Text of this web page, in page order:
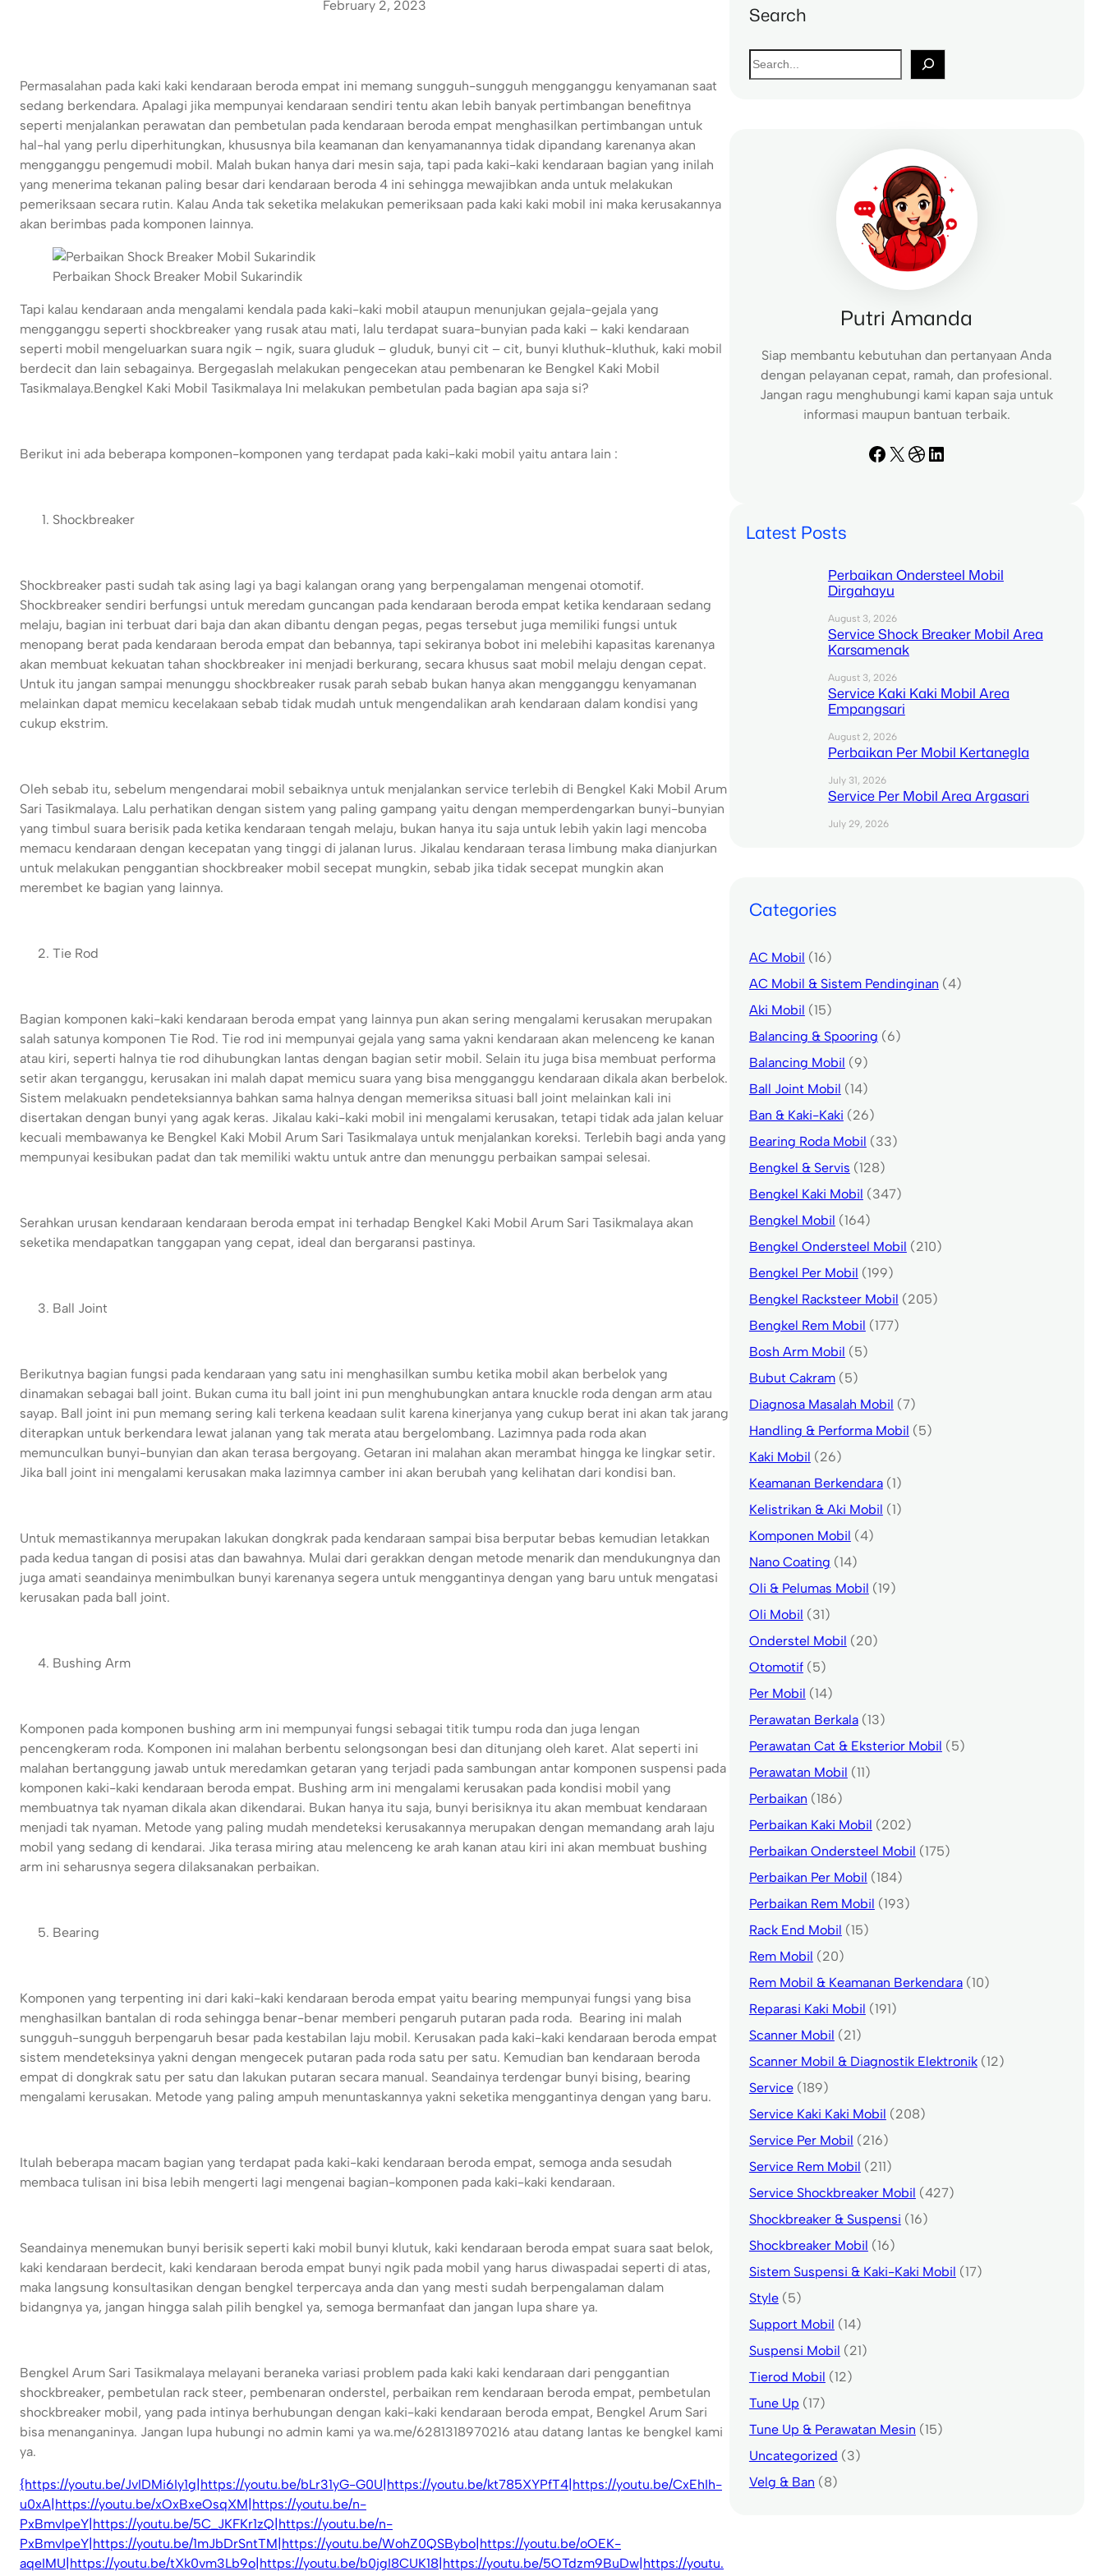
February 2, 2023
Permasalahan pada kaki kaki kendaraan beroda empat ini memang sungguh-sungguh mengganggu kenyamanan saat
sedang berkendara. Apalagi jika mempunyai kendaraan sendiri tentu akan lebih banyak pertimbangan benefitnya
seperti menjalankan perawatan dan pembetulan pada kendaraan beroda empat menghasilkan pertimbangan untuk
hal-hal yang perlu diperhitungkan, khususnya bila keamanan dan kenyamanannya tidak dipandang karenanya akan
mengganggu pengemudi mobil. Malah bukan hanya dari mesin saja, tapi pada kaki-kaki kendaraan bagian yang inilah
yang menerima tekanan paling besar dari kendaraan beroda 4 ini sehingga mewajibkan anda untuk melakukan
pemeriksaan secara rutin. Kalau Anda tak seketika melakukan pemeriksaan pada kaki kaki mobil ini maka kerusakannya
akan berimbas pada komponen lainnya.
Perbaikan Shock Breaker Mobil Sukarindik
Tapi kalau kendaraan anda mengalami kendala pada kaki-kaki mobil ataupun menunjukan gejala-gejala yang
mengganggu seperti shockbreaker yang rusak atau mati, lalu terdapat suara-bunyian pada kaki – kaki kendaraan
seperti mobil mengeluarkan suara ngik – ngik, suara gluduk – gluduk, bunyi cit – cit, bunyi kluthuk-kluthuk, kaki mobil
berdecit dan lain sebagainya. Bergegaslah melakukan pengecekan atau pembenaran ke Bengkel Kaki Mobil
Tasikmalaya.Bengkel Kaki Mobil Tasikmalaya Ini melakukan pembetulan pada bagian apa saja si?
Berikut ini ada beberapa komponen-komponen yang terdapat pada kaki-kaki mobil yaitu antara lain :
Shockbreaker
Shockbreaker pasti sudah tak asing lagi ya bagi kalangan orang yang berpengalaman mengenai otomotif.
Shockbreaker sendiri berfungsi untuk meredam guncangan pada kendaraan beroda empat ketika kendaraan sedang
melaju, bagian ini terbuat dari baja dan akan dibantu dengan pegas, pegas tersebut juga memiliki fungsi untuk
menopang berat pada kendaraan beroda empat dan bebannya, tapi sekiranya bobot ini melebihi kapasitas karenanya
akan membuat kekuatan tahan shockbreaker ini menjadi berkurang, secara khusus saat mobil melaju dengan cepat.
Untuk itu jangan sampai menunggu shockbreaker rusak parah sebab bukan hanya akan mengganggu kenyamanan
melainkan dapat memicu kecelakaan sebab tidak mudah untuk mengendalikan arah kendaraan dalam kondisi yang
cukup ekstrim.
Oleh sebab itu, sebelum mengendarai mobil sebaiknya untuk menjalankan service terlebih di Bengkel Kaki Mobil Arum
Sari Tasikmalaya. Lalu perhatikan dengan sistem yang paling gampang yaitu dengan memperdengarkan bunyi-bunyian
yang timbul suara berisik pada ketika kendaraan tengah melaju, bukan hanya itu saja untuk lebih yakin lagi mencoba
memacu kendaraan dengan kecepatan yang tinggi di jalanan lurus. Jikalau kendaraan terasa limbung maka dianjurkan
untuk melakukan penggantian shockbreaker mobil secepat mungkin, sebab jika tidak secepat mungkin akan
merembet ke bagian yang lainnya.
Tie Rod
Bagian komponen kaki-kaki kendaraan beroda empat yang lainnya pun akan sering mengalami kerusakan merupakan
salah satunya komponen Tie Rod. Tie rod ini mempunyai gejala yang sama yakni kendaraan akan melenceng ke kanan
atau kiri, seperti halnya tie rod dihubungkan lantas dengan bagian setir mobil. Selain itu juga bisa membuat performa
setir akan terganggu, kerusakan ini malah dapat memicu suara yang bisa mengganggu kendaraan dikala akan berbelok.
Sistem melakuakn pendeteksiannya bahkan sama halnya dengan memeriksa situasi ball joint melainkan kali ini
disertakan dengan bunyi yang agak keras. Jikalau kaki-kaki mobil ini mengalami kerusakan, tetapi tidak ada jalan keluar
kecuali membawanya ke Bengkel Kaki Mobil Arum Sari Tasikmalaya untuk menjalankan koreksi. Terlebih bagi anda yang
mempunyai kesibukan padat dan tak memiliki waktu untuk antre dan menunggu perbaikan sampai selesai.
Serahkan urusan kendaraan kendaraan beroda empat ini terhadap Bengkel Kaki Mobil Arum Sari Tasikmalaya akan
seketika mendapatkan tanggapan yang cepat, ideal dan bergaransi pastinya.
Ball Joint
Berikutnya bagian fungsi pada kendaraan yang satu ini menghasilkan sumbu ketika mobil akan berbelok yang
dinamakan sebagai ball joint. Bukan cuma itu ball joint ini pun menghubungkan antara knuckle roda dengan arm atau
sayap. Ball joint ini pun memang sering kali terkena keadaan sulit karena kinerjanya yang cukup berat ini akan tak jarang
diterapkan untuk berkendara lewat jalanan yang tak merata atau bergelombang. Lazimnya pada roda akan
memunculkan bunyi-bunyian dan akan terasa bergoyang. Getaran ini malahan akan merambat hingga ke lingkar setir.
Jika ball joint ini mengalami kerusakan maka lazimnya camber ini akan berubah yang kelihatan dari kondisi ban.
Untuk memastikannya merupakan lakukan dongkrak pada kendaraan sampai bisa berputar bebas kemudian letakkan
pada kedua tangan di posisi atas dan bawahnya. Mulai dari gerakkan dengan metode menarik dan mendukungnya dan
juga amati seandainya menimbulkan bunyi karenanya segera untuk menggantinya dengan yang baru untuk mengatasi
kerusakan pada ball joint.
Bushing Arm
Komponen pada komponen bushing arm ini mempunyai fungsi sebagai titik tumpu roda dan juga lengan
pencengkeram roda. Komponen ini malahan berbentu selongsongan besi dan ditunjang oleh karet. Alat seperti ini
malahan bertanggung jawab untuk meredamkan getaran yang terjadi pada sambungan antar komponen suspensi pada
komponen kaki-kaki kendaraan beroda empat. Bushing arm ini mengalami kerusakan pada kondisi mobil yang
membuatnya tak nyaman dikala akan dikendarai. Bukan hanya itu saja, bunyi berisiknya itu akan membuat kendaraan
menjadi tak nyaman. Metode yang paling mudah mendeteksi kerusakannya merupakan dengan memandang arah laju
mobil yang sedang di kendarai. Jika terasa miring atau melenceng ke arah kanan atau kiri ini akan membuat bushing
arm ini seharusnya segera dilaksanakan perbaikan.
Bearing
Komponen yang terpenting ini dari kaki-kaki kendaraan beroda empat yaitu bearing mempunyai fungsi yang bisa
menghasilkan bantalan di roda sehingga benar-benar memberi pengaruh putaran pada roda. Bearing ini malah
sungguh-sungguh berpengaruh besar pada kestabilan laju mobil. Kerusakan pada kaki-kaki kendaraan beroda empat
sistem mendeteksinya yakni dengan mengecek putaran pada roda satu per satu. Kemudian ban kendaraan beroda
empat di dongkrak satu per satu dan lakukan putaran secara manual. Seandainya terdengar bunyi bising, bearing
mengalami kerusakan. Metode yang paling ampuh menuntaskannya yakni seketika menggantinya dengan yang baru.
Itulah beberapa macam bagian yang terdapat pada kaki-kaki kendaraan beroda empat, semoga anda sesudah
membaca tulisan ini bisa lebih mengerti lagi mengenai bagian-komponen pada kaki-kaki kendaraan.
Seandainya menemukan bunyi berisik seperti kaki mobil bunyi klutuk, kaki kendaraan beroda empat suara saat belok,
kaki kendaraan berdecit, kaki kendaraan beroda empat bunyi ngik pada mobil yang harus diwaspadai seperti di atas,
maka langsung konsultasikan dengan bengkel terpercaya anda dan yang mesti sudah berpengalaman dalam
bidangnya ya, jangan hingga salah pilih bengkel ya, semoga bermanfaat dan jangan lupa share ya.
Bengkel Arum Sari Tasikmalaya melayani beraneka variasi problem pada kaki kaki kendaraan dari penggantian
shockbreaker, pembetulan rack steer, pembenaran onderstel, perbaikan rem kendaraan beroda empat, pembetulan
shockbreaker mobil, yang pada intinya berhubungan dengan kaki-kaki kendaraan beroda empat, Bengkel Arum Sari
bisa menanganinya. Jangan lupa hubungi no admin kami ya wa.me/6281318970216 atau datang lantas ke bengkel kami
ya.
{https://youtu.be/JvIDMi6Iy1g|https://youtu.be/bLr31yG-G0U|https://youtu.be/kt785XYPfT4|https://youtu.be/CxEhIh-
u0xA|https://youtu.be/xOxBxeOsqXM|https://youtu.be/n-
PxBmvIpeY|https://youtu.be/5C_JKFKr1zQ|https://youtu.be/n-
PxBmvIpeY|https://youtu.be/1mJbDrSntTM|https://youtu.be/WohZ0QSBybo|https://youtu.be/oOEK-
aqeIMU|https://youtu.be/tXk0vm3Lb9o|https://youtu.be/b0jgI8CUK18|https://youtu.be/5OTdzm9BuDw|https://youtu.
Search
S
e
Putri Amanda
Siap membantu kebutuhan dan pertanyaan Anda
dengan pelayanan cepat, ramah, dan profesional.
Jangan ragu menghubungi kami kapan saja untuk
informasi maupun bantuan terbaik.
Facebook X Dribbble LinkedIn
Latest Posts
Perbaikan Ondersteel Mobil
Dirgahayu
August 3, 2026
Service Shock Breaker Mobil Area
Karsamenak
August 3, 2026
Service Kaki Kaki Mobil Area
Empangsari
August 2, 2026
Perbaikan Per Mobil Kertanegla
July 31, 2026
Service Per Mobil Area Argasari
July 29, 2026
Categories
AC Mobil (16)
AC Mobil & Sistem Pendinginan (4)
Aki Mobil (15)
Balancing & Spooring (6)
Balancing Mobil (9)
Ball Joint Mobil (14)
Ban & Kaki-Kaki (26)
Bearing Roda Mobil (33)
Bengkel & Servis (128)
Bengkel Kaki Mobil (347)
Bengkel Mobil (164)
Bengkel Ondersteel Mobil (210)
Bengkel Per Mobil (199)
Bengkel Racksteer Mobil (205)
Bengkel Rem Mobil (177)
Bosh Arm Mobil (5)
Bubut Cakram(5)
Diagnosa Masalah Mobil (7)
Handling & Performa Mobil (5)
Kaki Mobil (26)
Keamanan Berkendara(1)
Kelistrikan & Aki Mobil (1)
Komponen Mobil (4)
Nano Coating (14)
Oli & Pelumas Mobil (19)
Oli Mobil (31)
Onderstel Mobil (20)
Otomotif(5)
Per Mobil (14)
Perawatan Berkala(13)
Perawatan Cat & Eksterior Mobil (5)
Perawatan Mobil (11)
Perbaikan (186)
Perbaikan Kaki Mobil (202)
Perbaikan Ondersteel Mobil (175)
Perbaikan Per Mobil (184)
Perbaikan Rem Mobil (193)
Rack End Mobil (15)
Rem Mobil (20)
Rem Mobil & Keamanan Berkendara(10)
Reparasi Kaki Mobil (191)
Scanner Mobil (21)
Scanner Mobil & Diagnostik Elektronik(12)
Service(189)
Service Kaki Kaki Mobil (208)
Service Per Mobil (216)
Service Rem Mobil (211)
Service Shockbreaker Mobil (427)
Shockbreaker & Suspensi (16)
Shockbreaker Mobil (16)
Sistem Suspensi & Kaki-Kaki Mobil (17)
Style(5)
Support Mobil (14)
Suspensi Mobil (21)
Tierod Mobil (12)
Tune Up (17)
Tune Up & Perawatan Mesin (15)
Uncategorized (3)
Velg & Ban (8)